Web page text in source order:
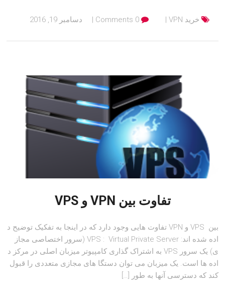
خرید VPN 0 Comments دسامبر 19, 2016
تفاوت بین VPN و VPS
بین VPS و VPN تفاوت هایی وجود دارد که در اینجا به تفکیک توضیح د
اده شده اند: VPS : Virtual Private Server (سرور اختصاصی مجاز
ی) یک سرور VPS به اشتراک گذاری کامپیوتر میزبان اصلی در مرکز د
اده ها است. یک میزبان می توان دستگا های مجازی متعددی را قبول
کند که دسترسی آنها به طور […]